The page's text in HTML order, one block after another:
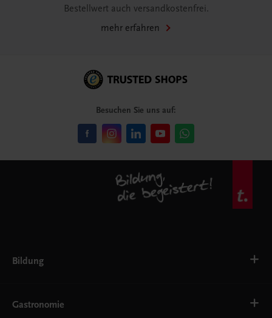
Bestellwert auch versandkostenfrei.
mehr erfahren
Besuchen Sie uns auf:
Bildung
AHS
Gastronomie